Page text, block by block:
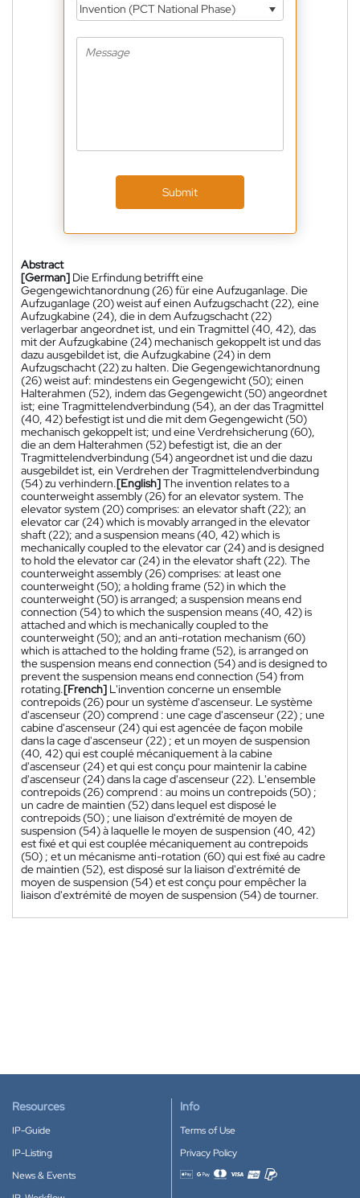
Invention (PCT National Phase)
Submit
Abstract
[German] Die Erfindung betrifft eine
Gegengewichtanordnung (26) für eine Aufzuganlage. Die
Aufzuganlage (20) weist auf einen Aufzugschacht (22), eine
Aufzugkabine (24), die in dem Aufzugschacht (22)
verlagerbar angeordnet ist, und ein Tragmittel (40, 42), das
mit der Aufzugkabine (24) mechanisch gekoppelt ist und das
dazu ausgebildet ist, die Aufzugkabine (24) in dem
Aufzugschacht (22) zu halten. Die Gegengewichtanordnung
(26) weist auf: mindestens ein Gegengewicht (50); einen
Halterahmen (52), indem das Gegengewicht (50) angeordnet
ist; eine Tragmittelendverbindung (54), an der das Tragmittel
(40, 42) befestigt ist und die mit dem Gegengewicht (50)
mechanisch gekoppelt ist; und eine Verdrehsicherung (60),
die an dem Halterahmen (52) befestigt ist, die an der
Tragmittelendverbindung (54) angeordnet ist und die dazu
ausgebildet ist, ein Verdrehen der Tragmittelendverbindung
(54) zu verhindern.[English]The invention relates to a
counterweight assembly (26) for an elevator system. The
elevator system (20) comprises: an elevator shaft (22); an
elevator car (24) which is movably arranged in the elevator
shaft (22); and a suspension means (40, 42) which is
mechanically coupled to the elevator car (24) and is designed
to hold the elevator car (24) in the elevator shaft (22). The
counterweight assembly (26) comprises: at least one
counterweight (50); a holding frame (52) in which the
counterweight (50) is arranged; a suspension means end
connection (54) to which the suspension means (40, 42) is
attached and which is mechanically coupled to the
counterweight (50); and an anti-rotation mechanism (60)
which is attached to the holding frame (52), is arranged on
the suspension means end connection (54) and is designed to
prevent the suspension means end connection (54) from
rotating.[French] L'invention concerne un ensemble
contrepoids (26) pour un système d'ascenseur. Le système
d'ascenseur (20) comprend : une cage d'ascenseur (22) ; une
cabine d'ascenseur (24) qui est agencée de façon mobile
dans la cage d'ascenseur (22) ; et un moyen de suspension
(40, 42) qui est couplé mécaniquement à la cabine
d'ascenseur (24) et qui est conçu pour maintenir la cabine
d'ascenseur (24) dans la cage d'ascenseur (22). L'ensemble
contrepoids (26) comprend : au moins un contrepoids (50) ;
un cadre de maintien (52) dans lequel est disposé le
contrepoids (50) ; une liaison d'extrémité de moyen de
suspension (54) à laquelle le moyen de suspension (40, 42)
est fixé et qui est couplée mécaniquement au contrepoids
(50) ; et un mécanisme anti-rotation (60) qui est fixé au cadre
de maintien (52), est disposé sur la liaison d'extrémité de
moyen de suspension (54) et est conçu pour empêcher la
liaison d'extrémité de moyen de suspension (54) de tourner.
Resources
IP-Guide
IP-Listing
News & Events
Info
Terms of Use
Privacy Policy
Accepted payment methods